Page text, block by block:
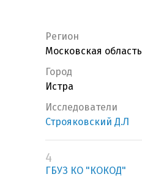
Регион
Московская область
Город
Истра
Исследователи
Строяковский Д.Л
4
ГБУЗ КО "КОКОД"